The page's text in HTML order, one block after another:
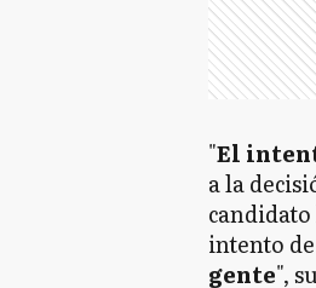
"El
a la
intento
gente‎",